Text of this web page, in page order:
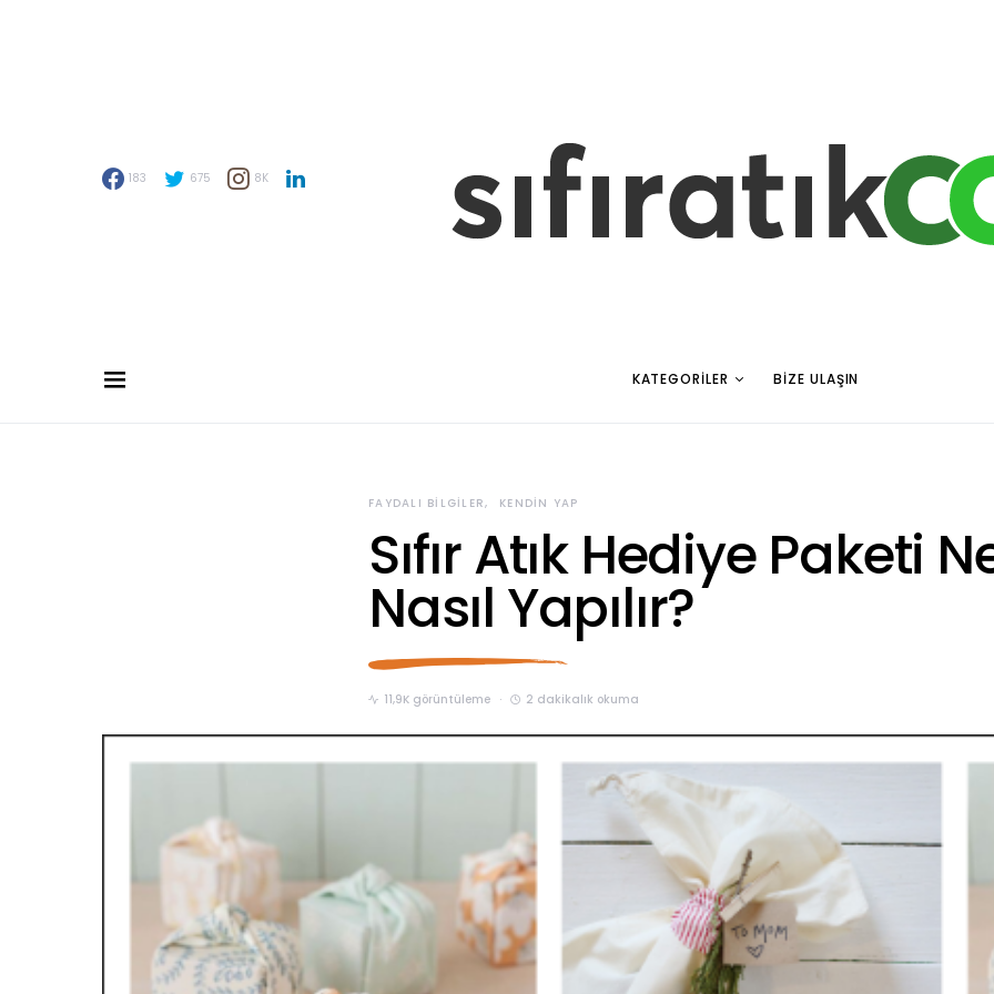
183 675 8K
KATEGORILER BIZE ULAŞIN
FAYDALI BILGILER KENDIN YAP
Sıfır Atık Hediye Paketi
Nasıl Yapılır?
11,9K görüntüleme 2 dakikalık okuma